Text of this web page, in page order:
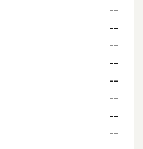
--
--
--
--
--
--
--
--